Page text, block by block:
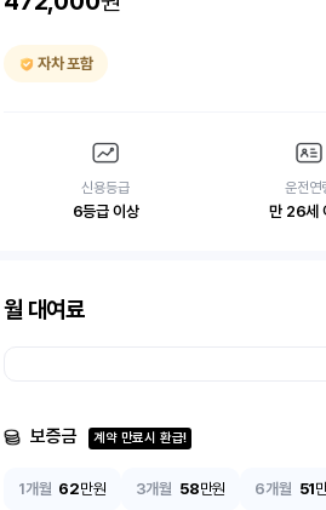
자차 포함
신용등급
6등급 이상
운전연
만 26세
월 대여료
보증금 계약 만료시 환급!
1개월 62만원 3개월 58만원 6개월 51